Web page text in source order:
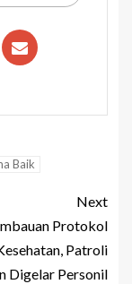
Baik
Next
Protokol
Patroli
Digelar Personil